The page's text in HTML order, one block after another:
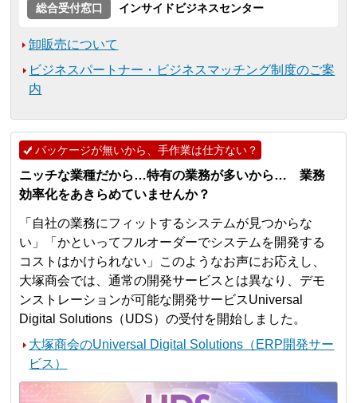
総合受付窓口
インサイドビジネスセンター
卸販売について
ビジネスパートナー・ビジネスマッチング制度のご案
内
パッケージが無いから、手作業は仕方ない？
ニッチな業種だから…特有の業務が多いから… 業務
効率化をあきらめていませんか？
「自社の業務にフィットするシステムが見つからな
い」「かといってフルオーダーでシステムを開発する
コストはかけられない」このようなお声にお応えし、
大塚商会では、通常の開発サービスとは異なり、デモ
ンストレーションが可能な開発サービスUniversal
Digital Solutions（UDS）の受付を開始しました。
大塚商会のUniversal Digital Solutions（ERP開発サー
ビス）